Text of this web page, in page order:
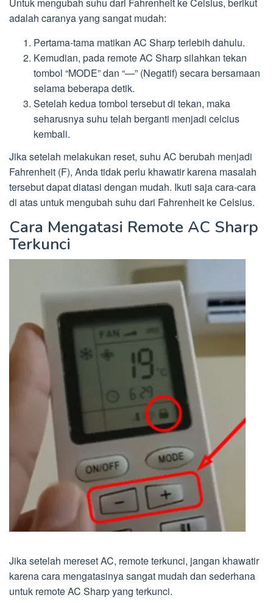
Untuk mengubah suhu dari Fahrenheit ke Celsius, berikut
adalah caranya yang sangat mudah:
Pertama-tama matikan AC Sharp terlebih dahulu.
Kemudian, pada remote AC Sharp silahkan tekan
tombol “MODE” dan “—” (Negatif) secara bersamaan
selama beberapa detik.
Setelah kedua tombol tersebut di tekan, maka
seharusnya suhu telah berganti menjadi celcius
kembali.
Jika setelah melakukan reset, suhu AC berubah menjadi
Fahrenheit (F), Anda tidak perlu khawatir karena masalah
tersebut dapat diatasi dengan mudah. Ikuti saja cara-cara
di atas untuk mengubah suhu dari Fahrenheit ke Celsius.
Cara Mengatasi Remote AC Sharp
Terkunci
Jika setelah mereset AC, remote terkunci, jangan khawatir
karena cara mengatasinya sangat mudah dan sederhana
untuk remote AC Sharp yang terkunci.